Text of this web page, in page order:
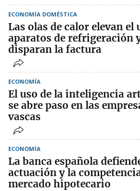
ECONOMÍA DOMÉSTICA
Las olas de calor elevan el
aparatos de refrigeración
disparan la factura
ECONOMÍA
El uso de la inteligencia
se abre paso en las
vascas
ECONOMÍA
La banca española
actuación y la
mercado hipotecario